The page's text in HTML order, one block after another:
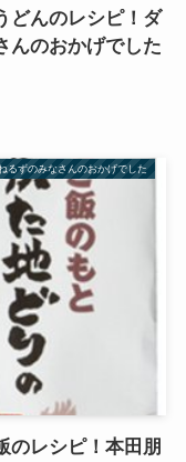
どんのレシピ！ダ
んのおかげでした
るずのみなさんのおかげでした
のレシピ！本田朋